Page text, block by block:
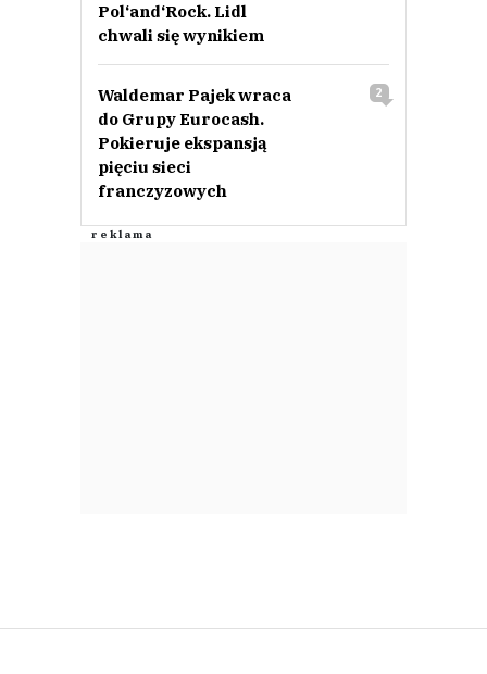
Pol‘and‘Rock. Lidl
chwali się wynikiem
Waldemar Pajek wraca
do Grupy Eurocash.
Pokieruje ekspansją
pięciu sieci
franczyzowych
2